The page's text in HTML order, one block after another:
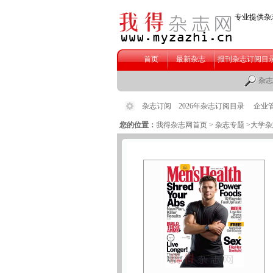
您的位置： 我得杂志网首页 > 杂志专题 >大学